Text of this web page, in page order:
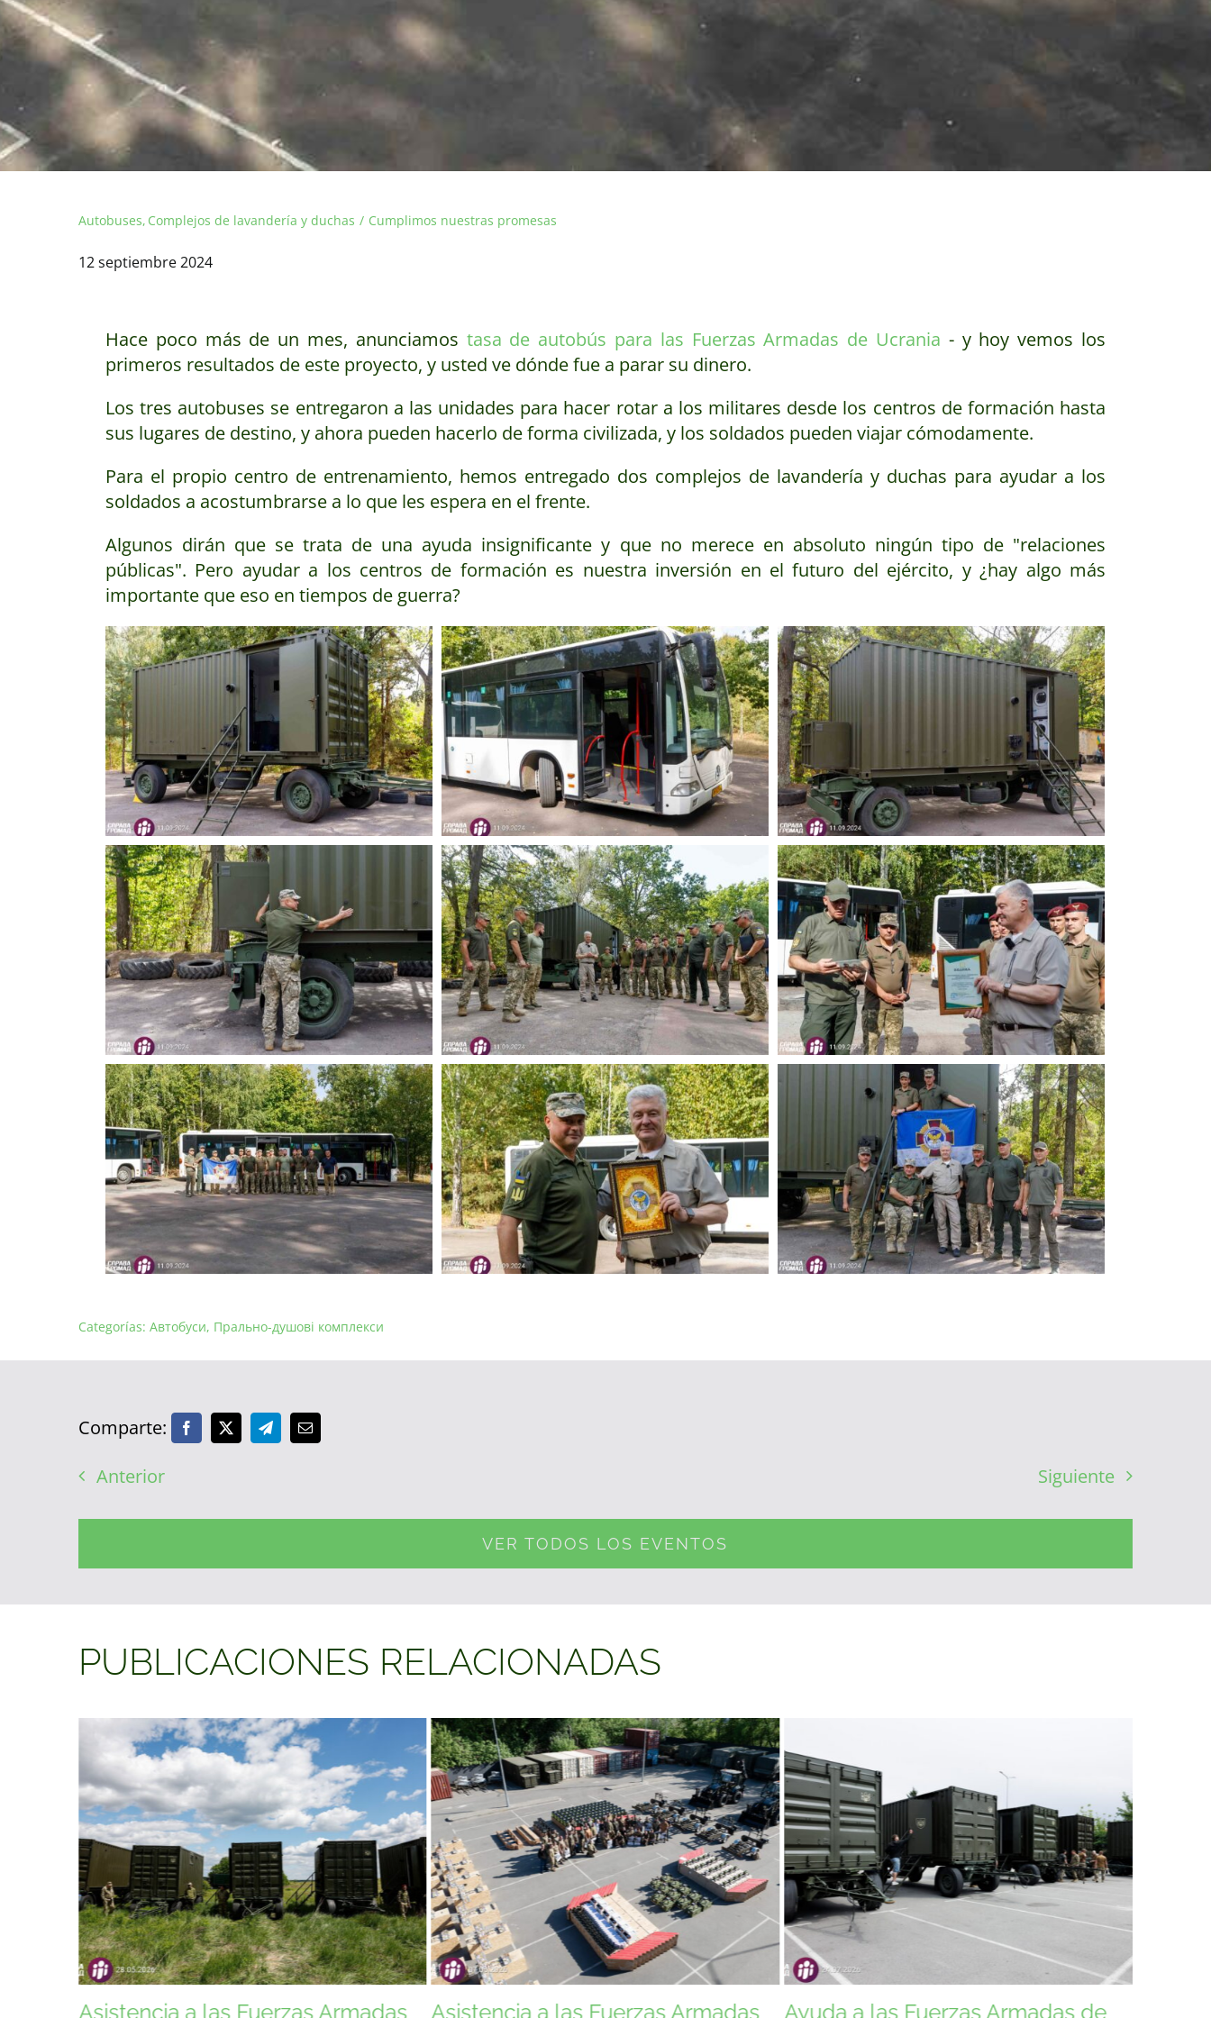
Autobuses Complejos de lavandería y duchas Cumplimos nuestras promesas
12 septiembre 2024
Hace poco más de un mes, anunciamos tasa de autobús para las Fuerzas Armadas de Ucrania - y hoy vemos los
primeros resultados de este proyecto, y usted ve dónde fue a parar su dinero.
Los tres autobuses se entregaron a las unidades para hacer rotar a los militares desde los centros de formación hasta
sus lugares de destino, y ahora pueden hacerlo de forma civilizada, y los soldados pueden viajar cómodamente.
Para el propio centro de entrenamiento, hemos entregado dos complejos de lavandería y duchas para ayudar a los
soldados a acostumbrarse a lo que les espera en el frente.
Algunos dirán que se trata de una ayuda insignificante y que no merece en absoluto ningún tipo de "relaciones
públicas". Pero ayudar a los centros de formación es nuestra inversión en el futuro del ejército, y ¿hay algo más
importante que eso en tiempos de guerra?
Categorías: Автобуси, Прально-душові комплекси
Comparte:
Anterior
Siguiente
VER TODOS LOS EVENTOS
PUBLICACIONES RELACIONADAS
Asistencia a las Fuerzas Armadas
Ayuda a las Fuerzas Armadas de
Asistencia a las Fuerzas Armadas